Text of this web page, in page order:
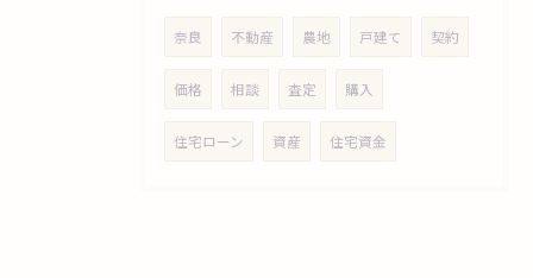
奈良 不動産 農地 戸建て 契約
価格 相談 査定 購入
住宅ローン 資産 住宅資金